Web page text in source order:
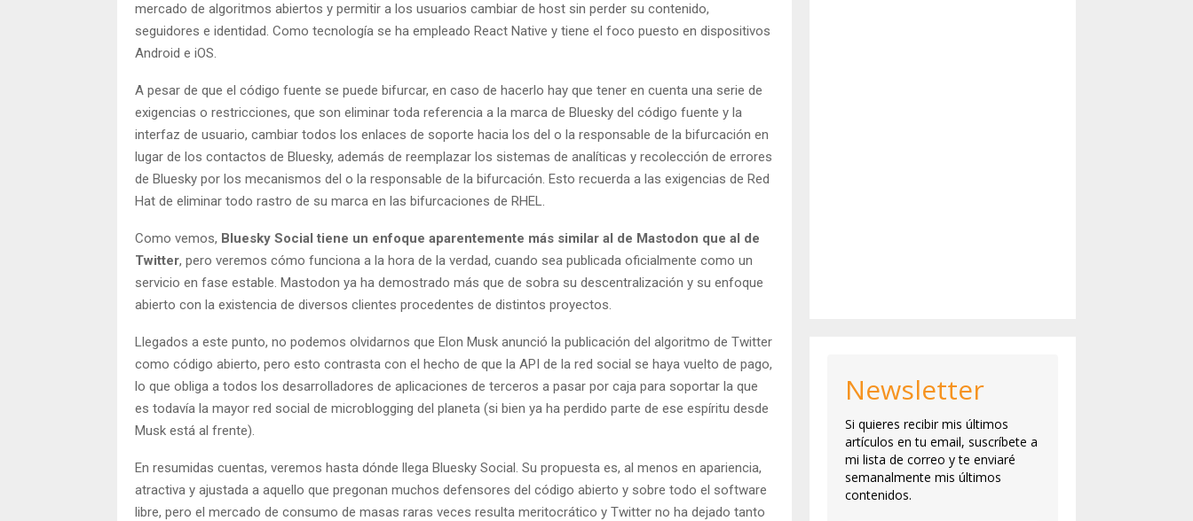
mercado de algoritmos abiertos y permitir a los usuarios cambiar de host sin perder su contenido,
seguidores e identidad. Como tecnología se ha empleado React Native y tiene el foco puesto en dispositivos
Android e iOS.
A pesar de que el código fuente se puede bifurcar, en caso de hacerlo hay que tener en cuenta una serie de
exigencias o restricciones, que son eliminar toda referencia a la marca de Bluesky del código fuente y la
interfaz de usuario, cambiar todos los enlaces de soporte hacia los del o la responsable de la bifurcación en
lugar de los contactos de Bluesky, además de reemplazar los sistemas de analíticas y recolección de errores
de Bluesky por los mecanismos del o la responsable de la bifurcación. Esto recuerda a las exigencias de Red
Hat de eliminar todo rastro de su marca en las bifurcaciones de RHEL.
Como vemos, Bluesky Social tiene un enfoque aparentemente más similar al de Mastodon que al de
Twitter, pero veremos cómo funciona a la hora de la verdad, cuando sea publicada oficialmente como un
servicio en fase estable. Mastodon ya ha demostrado más que de sobra su descentralización y su enfoque
abierto con la existencia de diversos clientes procedentes de distintos proyectos.
Llegados a este punto, no podemos olvidarnos que Elon Musk anunció la publicación del algoritmo de Twitter
como código abierto, pero esto contrasta con el hecho de que la API de la red social se haya vuelto de pago,
lo que obliga a todos los desarrolladores de aplicaciones de terceros a pasar por caja para soportar la que
es todavía la mayor red social de microblogging del planeta (si bien ya ha perdido parte de ese espíritu desde
Musk está al frente).
En resumidas cuentas, veremos hasta dónde llega Bluesky Social. Su propuesta es, al menos en apariencia,
atractiva y ajustada a aquello que pregonan muchos defensores del código abierto y sobre todo el software
libre, pero el mercado de consumo de masas raras veces resulta meritocrático y Twitter no ha dejado tanto
Newsletter
Si quieres recibir mis últimos
artículos en tu email, suscríbete a
mi lista de correo y te enviaré
semanalmente mis últimos
contenidos.